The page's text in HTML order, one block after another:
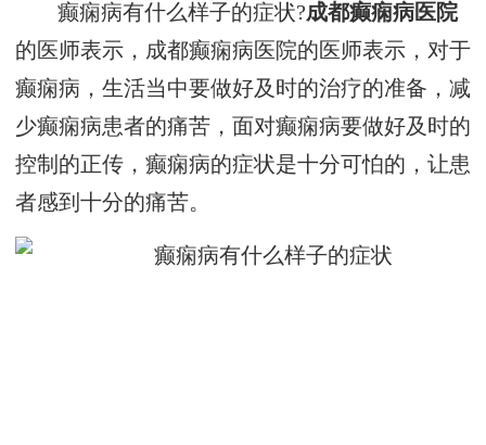
癫痫病有什么样子的症状?成都癫痫病医院
的医师表示，成都癫痫病医院的医师表示，对于
癫痫病，生活当中要做好及时的治疗的准备，减
少癫痫病患者的痛苦，面对癫痫病要做好及时的
控制的正传，癫痫病的症状是十分可怕的，让患
者感到十分的痛苦。